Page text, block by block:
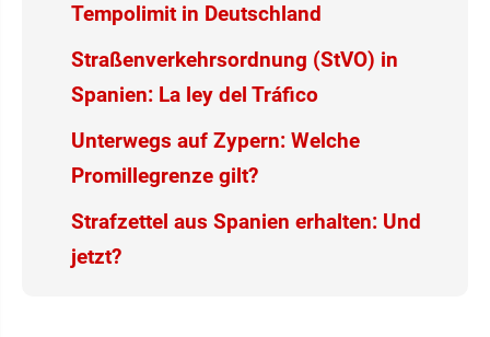
Tempolimit in Deutschland
Straßenverkehrsordnung (StVO) in
Spanien: La ley del Tráfico
Unterwegs auf Zypern: Welche
Promillegrenze gilt?
Strafzettel aus Spanien erhalten: Und
jetzt?